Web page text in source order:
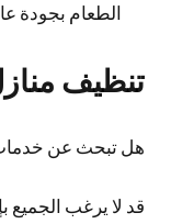
الطعام بجودة
تنظيف منازل
هل تبحث عن خدمات
قد لا يرغب الجميع